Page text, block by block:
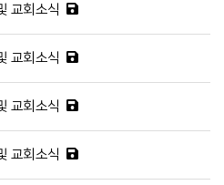
교회소식
교회소식
교회소식
교회소식